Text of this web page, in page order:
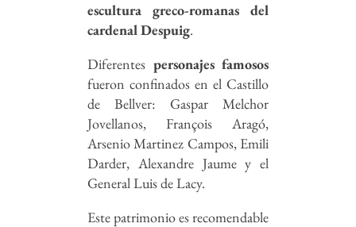
escultura greco-romanas del
cardenal Despuig.
Diferentes personajes famosos
fueron confinados en el Castillo
de Bellver: Gaspar Melchor
Jovellanos, François Aragó,
Arsenio Martinez Campos, Emili
Darder, Alexandre Jaume y el
General Luis de Lacy.
Este patrimonio es recomendable